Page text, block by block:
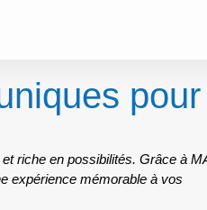
pour
riche en possibilités. Grâce à
expérience mémorable à vos